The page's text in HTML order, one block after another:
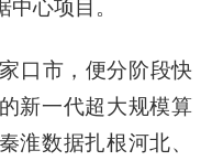
口市，便分阶段快
新一代超大规模算
淮数据扎根河北、